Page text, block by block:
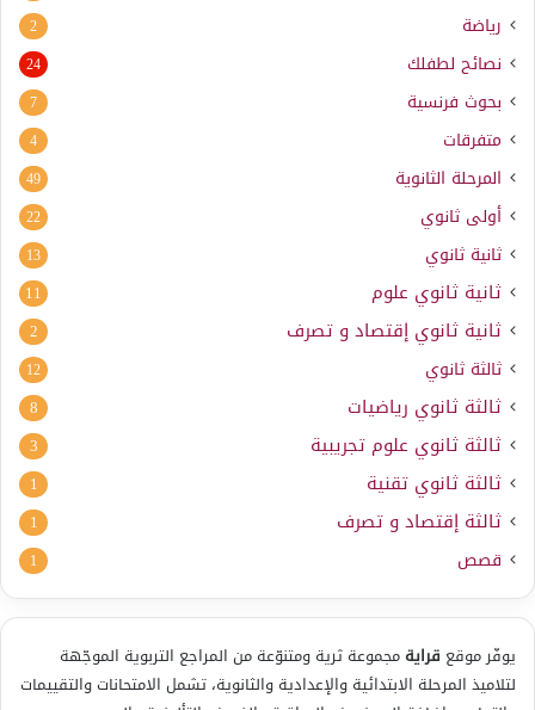
رياضة 2
نصائح لطفلك 24
بحوث فرنسية 7
متفرقات 4
المرحلة الثانوية 49
أولى ثانوي 22
ثانية ثانوي 13
ثانية ثانوي علوم 11
ثانية ثانوي إقتصاد و تصرف 2
ثالثة ثانوي 12
ثالثة ثانوي رياضيات 8
ثالثة ثانوي علوم تجريبية 3
ثالثة ثانوي تقنية 1
ثالثة إقتصاد و تصرف 1
قصص 1
يوفّر موقع قرايةمجموعة ثرية ومتنوّعة من المراجع التربوية الموجّهة
لتلاميذ المرحلة الابتدائية والإعدادية والثانوية، تشمل الامتحانات والتقييمات